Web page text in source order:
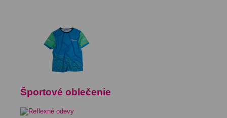
Športové oblečenie